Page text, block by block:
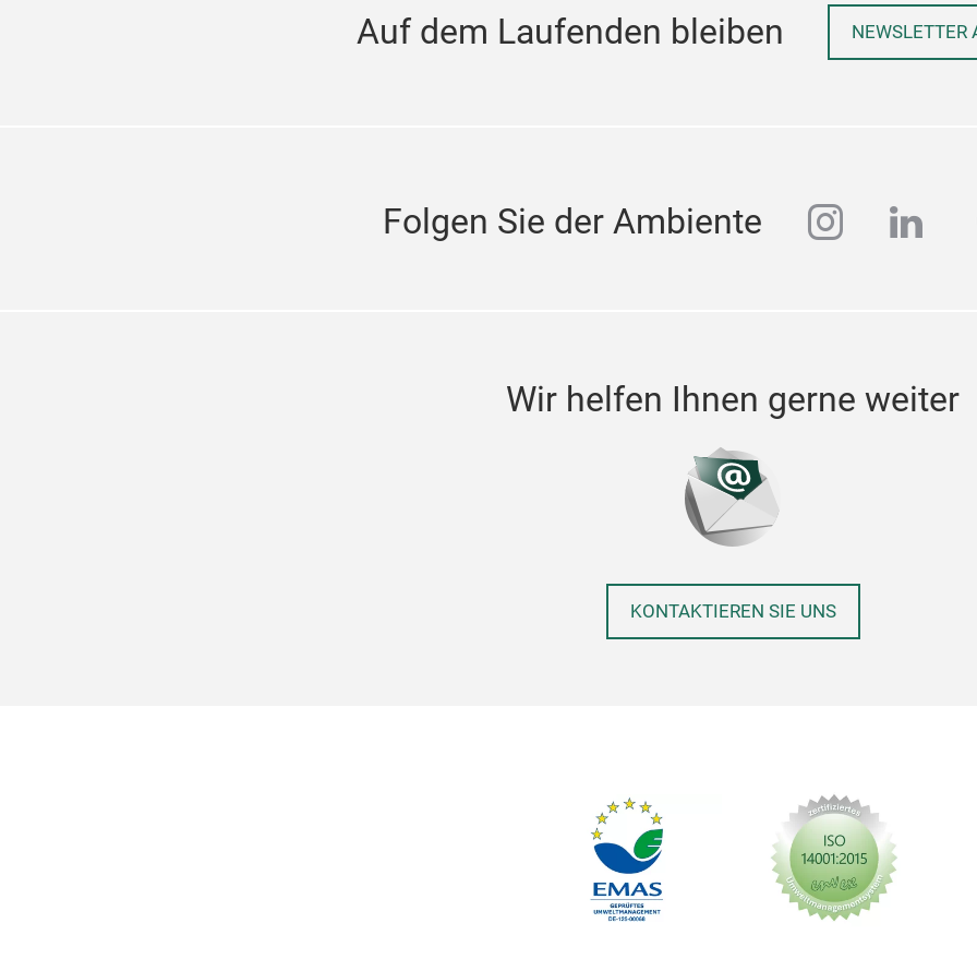
Auf dem Laufenden bleiben NEWSLETTER
Folgen Sie der Ambiente
Wir helfen Ihnen gerne weiter
KONTAKTIEREN SIE UNS